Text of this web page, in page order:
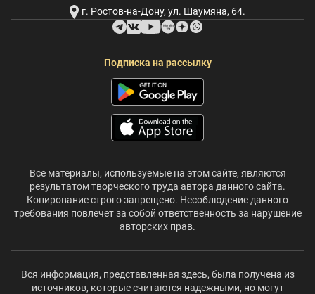
г. Ростов-на-Дону, ул. Шаумяна, 64.
Подписка на рассылку
Все материалы, используемые на этом сайте, являются
результатом творческого труда автора данного сайта.
Копирование строго запрещено. Несоблюдение данного
требования повлечет за собой ответственность за нарушение
авторских прав.
Вся информация, представленная здесь, была получена из
источников, которые считаются надежными, но могут